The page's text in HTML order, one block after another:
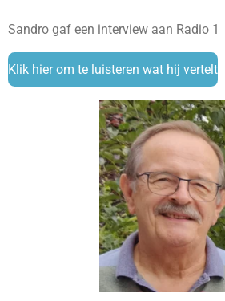
Sandro gaf een interview aan Radio 1
Klik hier om te luisteren wat hij vertelt